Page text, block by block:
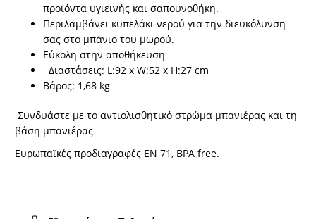
προϊόντα υγιεινής και σαπουνοθήκη.
Περιλαμβάνει κυπελάκι νερού για την διευκόλυνση
σας στο μπάνιο του μωρού.
Εύκολη στην αποθήκευση
Διαστάσεις: L:92 x W:52 x H:27 cm
Βάρος: 1,68 kg
Συνδυάστε με το αντιολισθητικό στρώμα μπανιέρας και τη
βάση μπανιέρας
Ευρωπαϊκές προδιαγραφές EN 71, BPA free.